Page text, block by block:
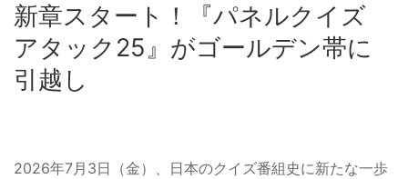
新章スタート！『パネルクイズ
アタック25』がゴールデン帯に
引越し
2026年7月3日（金）、日本のクイズ番組史に新たな一歩